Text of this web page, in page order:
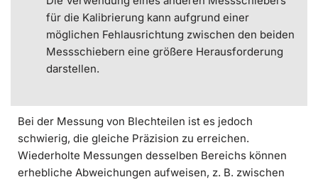
für die Kalibrierung kann aufgrund einer
möglichen Fehlausrichtung zwischen den beiden
Messschiebern eine größere Herausforderung
darstellen.
Bei der Messung von Blechteilen ist es jedoch
schwierig, die gleiche Präzision zu erreichen.
Wiederholte Messungen desselben Bereichs können
erhebliche Abweichungen aufweisen, z. B. zwischen